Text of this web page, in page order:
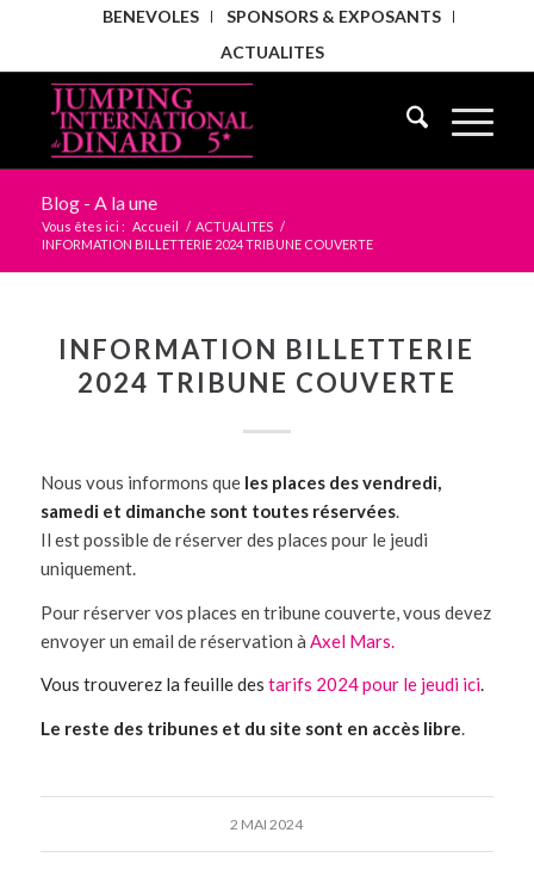
BENEVOLES
SPONSORS & EXPOSANTS
ACTUALITES
Blog - A la une
Vous êtes ici : Accueil / ACTUALITES /
INFORMATION BILLETTERIE 2024 TRIBUNE COUVERTE
INFORMATION BILLETTERIE
2024 TRIBUNE COUVERTE
Nous vous informons que les places des vendredi,
samedi et dimanche sont toutes réservées.
Il est possible de réserver des places pour le jeudi
uniquement.
Pour réserver vos places en tribune couverte, vous devez
envoyer un email de réservation à Axel Mars.
Vous trouverez la feuille des tarifs 2024 pour le jeudi ici.
Le reste des tribunes et du site sont en accès libre.
2 MAI 2024